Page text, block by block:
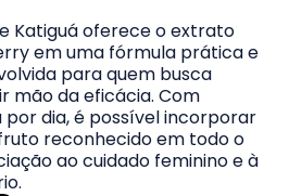
Katiguá oferece o extrato
em uma fórmula prática e
para quem busca
mão da eficácia. Com
dia, é possível incorporar
reconhecido em todo o
ao cuidado feminino e à